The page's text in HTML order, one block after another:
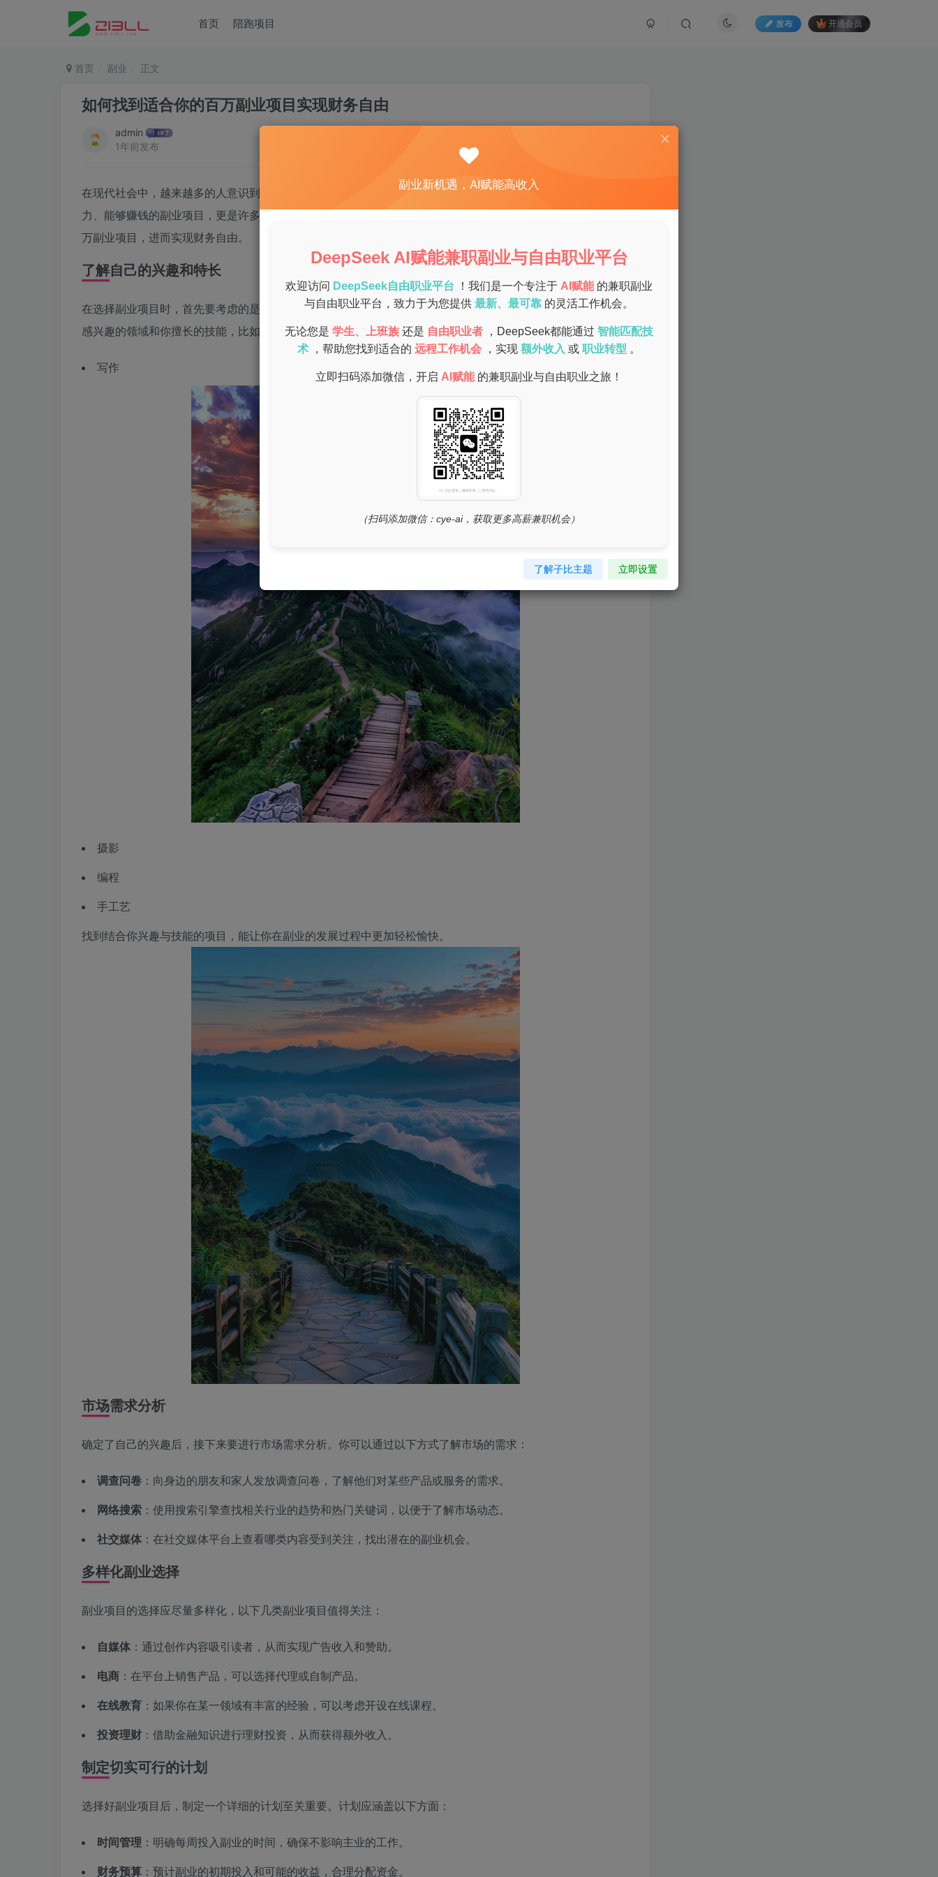
首页 陪跑项目 发布 开通会员
首页 副业 正文
如何找到适合你的百万副业项目实现财务自由
admin
1年前发布
在现代社会中，越来越多的人意识到单一收入来源的风险，寻找副业项目已成为一种趋势。特别是那些具有潜
力、能够赚钱的副业项目，更是许多人所追求的目标。本文将为你提供一些实用的方法，帮助你找到适合你的百
万副业项目，进而实现财务自由。
了解自己的兴趣和特长
在选择副业项目时，首先要考虑的是自己的兴趣和特长。一个人热爱做的事情，往往能带来更好的成果。列出你
感兴趣的领域和你擅长的技能，比如：
写作
摄影
编程
手工艺
找到结合你兴趣与技能的项目，能让你在副业的发展过程中更加轻松愉快。
市场需求分析
确定了自己的兴趣后，接下来要进行市场需求分析。你可以通过以下方式了解市场的需求：
调查问卷 ：向身边的朋友和家人发放调查问卷，了解他们对某些产品或服务的需求。
网络搜索 ：使用搜索引擎查找相关行业的趋势和热门关键词，以便于了解市场动态。
社交媒体 ：在社交媒体平台上查看哪类内容受到关注，找出潜在的副业机会。
多样化副业选择
副业项目的选择应尽量多样化，以下几类副业项目值得关注：
自媒体 ：通过创作内容吸引读者，从而实现广告收入和赞助。
电商 ：在平台上销售产品，可以选择代理或自制产品。
在线教育 ：如果你在某一领域有丰富的经验，可以考虑开设在线课程。
投资理财 ：借助金融知识进行理财投资，从而获得额外收入。
制定切实可行的计划
选择好副业项目后，制定一个详细的计划至关重要。计划应涵盖以下方面：
时间管理 ：明确每周投入副业的时间，确保不影响主业的工作。
财务预算 ：预计副业的初期投入和可能的收益，合理分配资金。
副业新机遇，AI赋能高收入
DeepSeek AI赋能兼职副业与自由职业平台
欢迎访问 DeepSeek自由职业平台 ！我们是一个专注于 AI赋能 的兼职副业
与自由职业平台，致力于为您提供 最新、最可靠 的灵活工作机会。
无论您是 学生、上班族 还是 自由职业者 ，DeepSeek都能通过 智能匹配技
术
，帮助您找到适合的 远程工作机会 ，实现 额外收入 或 职业转型 。
立即扫码添加微信，开启 AI赋能 的兼职副业与自由职业之旅！
（扫码添加微信：cye-ai，获取更多高薪兼职机会）
了解子比主题 立即设置